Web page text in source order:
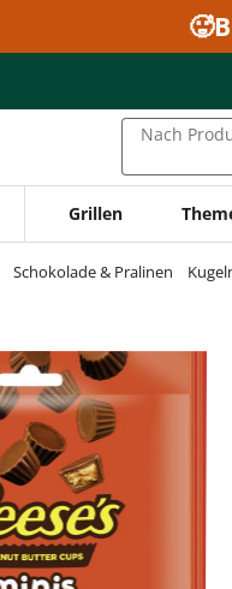
Nach
Grillen
Schokolade & Pralinen